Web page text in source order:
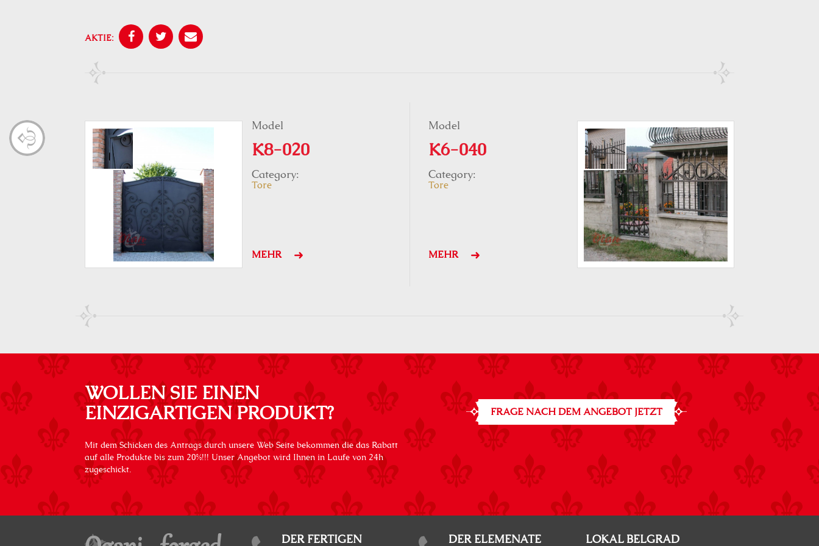
AKTIE:
Model
K8-020
Category:
Tore
MEHR
Model
K6-040
Category:
Tore
MEHR
WOLLEN SIE EINEN
EINZIGARTIGEN PRODUKT?
Mit dem Schicken des Antrags durch unsere Web Seite bekommen die das Rabatt
auf alle Produkte bis zum 20%!!! Unser Angebot wird Ihnen in Laufe von 24h
zugeschickt.
FRAGE NACH DEM ANGEBOT JETZT
DER FERTIGEN DER ELEMENATE LOKAL BELGRAD